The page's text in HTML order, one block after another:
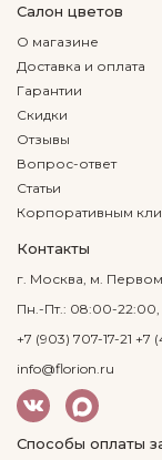
Салон цветов
О магазине
Доставка и оплата
Гарантии
Скидки
Отзывы
Вопрос-ответ
Статьи
Корпоративным
Контакты
г. Москва, м.
Пн.-Пт.: 08:00-
+7 (903) 707-17-21 +7
info@florion.ru
Способы оплаты